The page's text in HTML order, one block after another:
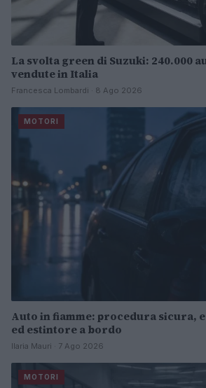
La svolta green di Suzuki: 240.000
vendute in Italia
Francesca Lombardi · 8 Ago 2026
MOTORI
Auto in fiamme: procedura sicura,
ed estintore a bordo
Ilaria Mauri · 7 Ago 2026
MOTORI